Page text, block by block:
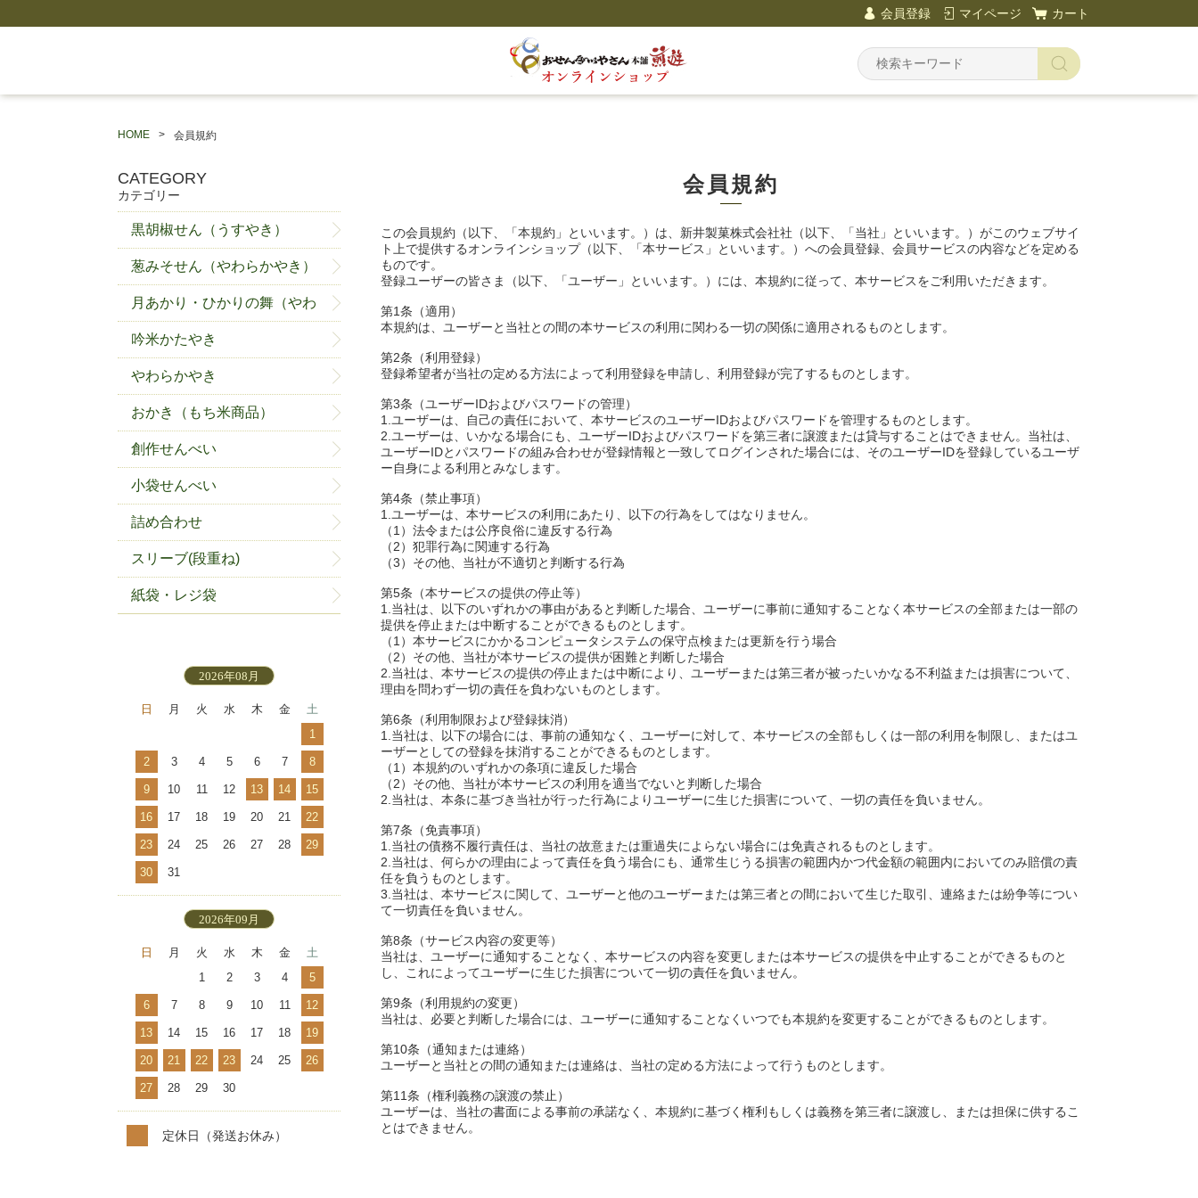
会員登録 マイページ カート
HOME 会員規約
会員規約
この会員規約（以下、「本規約」といいます。）は、新井製菓株式会社社（以下、「当社」といいます。）がこのウェブサイ
ト上で提供するオンラインショップ（以下、「本サービス」といいます。）への会員登録、会員サービスの内容などを定める
ものです。
登録ユーザーの皆さま（以下、「ユーザー」といいます。）には、本規約に従って、本サービスをご利用いただきます。
第1条（適用）
本規約は、ユーザーと当社との間の本サービスの利用に関わる一切の関係に適用されるものとします。
第2条（利用登録）
登録希望者が当社の定める方法によって利用登録を申請し、利用登録が完了するものとします。
第3条（ユーザーIDおよびパスワードの管理）
1.ユーザーは、自己の責任において、本サービスのユーザーIDおよびパスワードを管理するものとします。
2.ユーザーは、いかなる場合にも、ユーザーIDおよびパスワードを第三者に譲渡または貸与することはできません。当社は、
ユーザーIDとパスワードの組み合わせが登録情報と一致してログインされた場合には、そのユーザーIDを登録しているユーザ
ー自身による利用とみなします。
第4条（禁止事項）
1.ユーザーは、本サービスの利用にあたり、以下の行為をしてはなりません。
（1）法令または公序良俗に違反する行為
（2）犯罪行為に関連する行為
（3）その他、当社が不適切と判断する行為
第5条（本サービスの提供の停止等）
1.当社は、以下のいずれかの事由があると判断した場合、ユーザーに事前に通知することなく本サービスの全部または一部の
提供を停止または中断することができるものとします。
（1）本サービスにかかるコンピュータシステムの保守点検または更新を行う場合
（2）その他、当社が本サービスの提供が困難と判断した場合
2.当社は、本サービスの提供の停止または中断により、ユーザーまたは第三者が被ったいかなる不利益または損害について、
理由を問わず一切の責任を負わないものとします。
第6条（利用制限および登録抹消）
1.当社は、以下の場合には、事前の通知なく、ユーザーに対して、本サービスの全部もしくは一部の利用を制限し、またはユ
ーザーとしての登録を抹消することができるものとします。
（1）本規約のいずれかの条項に違反した場合
（2）その他、当社が本サービスの利用を適当でないと判断した場合
2.当社は、本条に基づき当社が行った行為によりユーザーに生じた損害について、一切の責任を負いません。
第7条（免責事項）
1.当社の債務不履行責任は、当社の故意または重過失によらない場合には免責されるものとします。
2.当社は、何らかの理由によって責任を負う場合にも、通常生じうる損害の範囲内かつ代金額の範囲内においてのみ賠償の責
任を負うものとします。
3.当社は、本サービスに関して、ユーザーと他のユーザーまたは第三者との間において生じた取引、連絡または紛争等につい
て一切責任を負いません。
第8条（サービス内容の変更等）
当社は、ユーザーに通知することなく、本サービスの内容を変更しまたは本サービスの提供を中止することができるものと
し、これによってユーザーに生じた損害について一切の責任を負いません。
第9条（利用規約の変更）
当社は、必要と判断した場合には、ユーザーに通知することなくいつでも本規約を変更することができるものとします。
第10条（通知または連絡）
ユーザーと当社との間の通知または連絡は、当社の定める方法によって行うものとします。
第11条（権利義務の譲渡の禁止）
ユーザーは、当社の書面による事前の承諾なく、本規約に基づく権利もしくは義務を第三者に譲渡し、または担保に供するこ
とはできません。
CATEGORY
カテゴリー
黒胡椒せん（うすやき）
葱みそせん（やわらかやき）
月あかり・ひかりの舞（やわ
らかやき）
吟米かたやき
やわらかやき
おかき（もち米商品）
創作せんべい
小袋せんべい
詰め合わせ
スリーブ(段重ね)
紙袋・レジ袋
2026年08月
日 月 火 水 木 金
土
1
2 3 4 5 6 7 8
9 10 11 12 13 14 15
16 17 18 19 20 21 22
23 24 25 26 27 28 29
30 31
2026年09月
日 月 火 水 木 金
土
1
2 3 4 5
6 7 8 9 10 11 12
13 14 15 16 17 18 19
20 21 22 23 24 25 26
27 28 29 30
定休日（発送お休み）